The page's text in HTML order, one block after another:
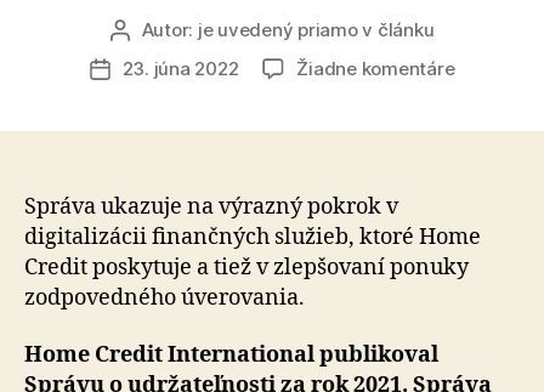
Autor
článku
Autor: je uvedený priamo v článku
Dátum23. júna 2022 Žiadne komentárena
o
za
Správa ukazuje na výrazný pokrok v
digitalizácii finančných služieb, ktoré Home
Credit poskytuje a tiež v zlepšovaní ponuky
zodpovedného úverovania.
Home Credit International publikoval
Správu o udržateľnosti za rok 2021. Správa